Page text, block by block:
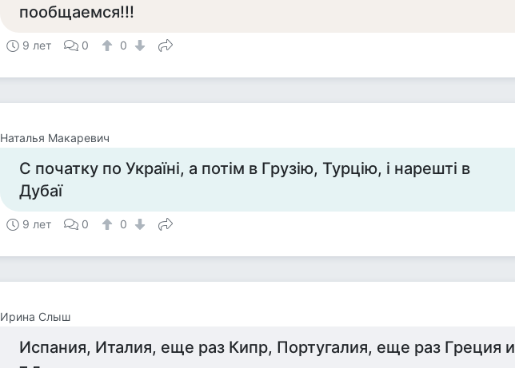
пообщаемся!!!
9 лет 0 0
Наталья Макаревич
С початку по Україні, а потім в Грузію, Турцію, і нарешті в
Дубаї
9 лет 0 0
Ирина Слыш
Испания, Италия, еще раз Кипр, Португалия, еще раз Греция и